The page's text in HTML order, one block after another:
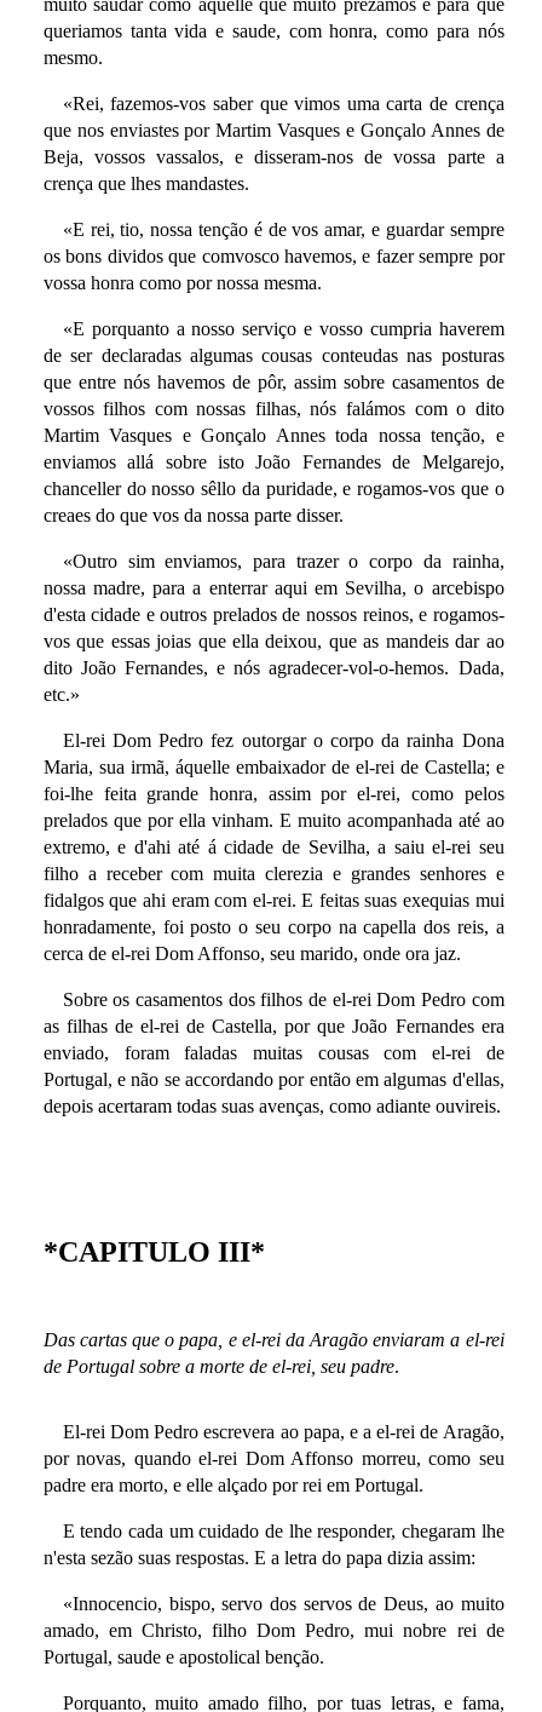
muito saudar como aquelle que muito prezamos e para que
queriamos tanta vida e saude, com honra, como para nós
mesmo.
«Rei, fazemos-vos saber que vimos uma carta de crença
que nos enviastes por Martim Vasques e Gonçalo Annes de
Beja, vossos vassalos, e disseram-nos de vossa parte a
crença que lhes mandastes.
«E rei, tio, nossa tenção é de vos amar, e guardar sempre
os bons dividos que comvosco havemos, e fazer sempre por
vossa honra como por nossa mesma.
«E porquanto a nosso serviço e vosso cumpria haverem
de ser declaradas algumas cousas conteudas nas posturas
que entre nós havemos de pôr, assim sobre casamentos de
vossos filhos com nossas filhas, nós falámos com o dito
Martim Vasques e Gonçalo Annes toda nossa tenção, e
enviamos allá sobre isto João Fernandes de Melgarejo,
chanceller do nosso sêllo da puridade, e rogamos-vos que o
creaes do que vos da nossa parte disser.
«Outro sim enviamos, para trazer o corpo da rainha,
nossa madre, para a enterrar aqui em Sevilha, o arcebispo
d'esta cidade e outros prelados de nossos reinos, e rogamos-
vos que essas joias que ella deixou, que as mandeis dar ao
dito João Fernandes, e nós agradecer-vol-o-hemos. Dada,
etc.»
El-rei Dom Pedro fez outorgar o corpo da rainha Dona
Maria, sua irmã, áquelle embaixador de el-rei de Castella; e
foi-lhe feita grande honra, assim por el-rei, como pelos
prelados que por ella vinham. E muito acompanhada até ao
extremo, e d'ahi até á cidade de Sevilha, a saiu el-rei seu
filho a receber com muita clerezia e grandes senhores e
fidalgos que ahi eram com el-rei. E feitas suas exequias mui
honradamente, foi posto o seu corpo na capella dos reis, a
cerca de el-rei Dom Affonso, seu marido, onde ora jaz.
Sobre os casamentos dos filhos de el-rei Dom Pedro com
as filhas de el-rei de Castella, por que João Fernandes era
enviado, foram faladas muitas cousas com el-rei de
Portugal, e não se accordando por então em algumas d'ellas,
depois acertaram todas suas avenças, como adiante ouvireis.
*CAPITULO III*
Das cartas que o papa, e el-rei da Aragão enviaram a el-rei
de Portugal sobre a morte de el-rei, seu padre.
El-rei Dom Pedro escrevera ao papa, e a el-rei de Aragão,
por novas, quando el-rei Dom Affonso morreu, como seu
padre era morto, e elle alçado por rei em Portugal.
E tendo cada um cuidado de lhe responder, chegaram lhe
n'esta sezão suas respostas. E a letra do papa dizia assim:
«Innocencio, bispo, servo dos servos de Deus, ao muito
amado, em Christo, filho Dom Pedro, mui nobre rei de
Portugal, saude e apostolical benção.
Porquanto, muito amado filho, por tuas letras, e fama,